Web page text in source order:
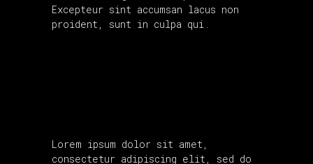
Excepteur sint accumsan lacus non
proident, sunt in culpa qui.
Lorem ipsum dolor sit amet,
consectetur adipiscing elit, sed do